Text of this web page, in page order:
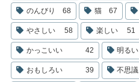
のんびり 68 猫 67
やさしい 58 楽しい 51
かっこいい 42 明るい
おもしろい 39 不思議